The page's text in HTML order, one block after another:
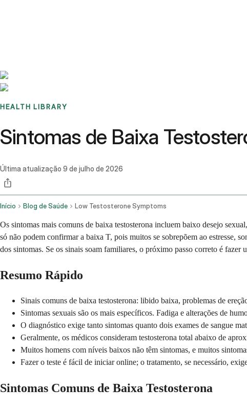
HEALTH LIBRARY
Sintomas de Baixa
Última atualização 9 de julho de 2026
Início Blog de Saúde Low Testosterone Symptoms
Os sintomas mais comuns de baixa testosterona incluem baixo desejo
só não podem confirmar a baixa T, pois muitos se sobrepõem ao estresse,
dos sintomas. Se os sinais soam familiares, o próximo passo correto é fazer
Resumo Rápido
Sinais comuns de baixa testosterona: libido baixa, problemas de
Sintomas sexuais são os mais específicos. Fadiga e alterações de
O diagnóstico exige tanto sintomas quanto dois exames de sangue
Geralmente, os médicos consideram testosterona total abaixo de
Muitos homens com níveis baixos não têm sintomas, e muitos
Fazer o teste é fácil de iniciar online; o tratamento, se necessário,
Sintomas Comuns de Baixa Testosterona